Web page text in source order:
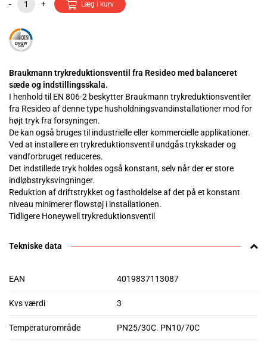
- + Læg i kurv
Braukmann trykreduktionsventil fra Resideo med balanceret
sæde og indstillingsskala.
I henhold til EN 806-2 beskytter Braukmann trykreduktionsventiler
fra Resideo af denne type husholdningsvandinstallationer mod for
højt tryk fra forsyningen.
De kan også bruges til industrielle eller kommercielle applikationer.
Ved at installere en trykreduktionsventil undgås trykskader og
vandforbruget reduceres.
Det indstillede tryk holdes også konstant, selv når der er store
indløbstryksvingninger.
Reduktion af driftstrykket og fastholdelse af det på et konstant
niveau minimerer flowstøj i installationen.
Tidligere Honeywell trykreduktionsventil
Tekniske data
EAN 4019837113087
Kvs værdi 3
Temperaturområde PN25/30C. PN10/70C